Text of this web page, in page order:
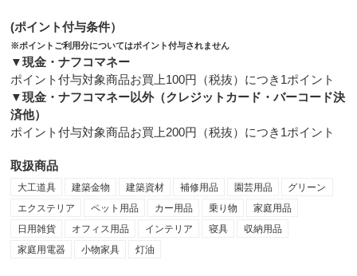
(ポイント付与条件）
※ポイントご利用分についてはポイント付与されません
▼現金・ナフコマネー
ポイント付与対象商品お買上100円（税抜）につき1ポイント
▼現金・ナフコマネー以外（クレジットカード・バーコード決
済他）
ポイント付与対象商品お買上200円（税抜）につき1ポイント
取扱商品
大工道具 建築金物 建築資材 補修用品 園芸用品
グリーン
エクステリア
ペット用品 カー用品 乗り物
家庭用品
日用雑貨
オフィス用品 インテリア 寝具
収納用品
家庭用電器
小物家具 灯油